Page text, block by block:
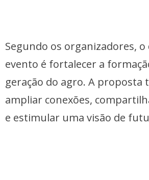
Segundo os organizadores,
evento é fortalecer a
geração do agro. A proposta
ampliar conexões,
e estimular uma visão de